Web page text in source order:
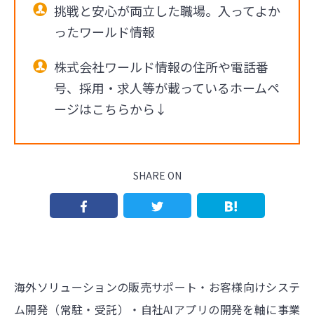
挑戦と安心が両立した職場。入ってよか
ったワールド情報
株式会社ワールド情報の住所や電話番
号、採用・求人等が載っているホームペ
ージはこちらから↓
SHARE ON
海外ソリューションの販売サポート・お客様向けシステ
ム開発（常駐・受託）・自社AIアプリの開発を軸に事業